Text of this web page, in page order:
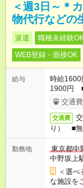
＜週3日～＊
物代行などの
派遣 職種未経験
WEB登録・面接OK
給与
時給
1900円
交通
交通費
り） ■無
勤務地
東京都中
中野坂上
＜選
な施設を